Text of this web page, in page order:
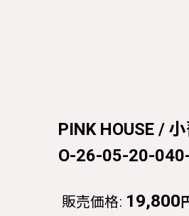
PINK HOUSE /
O-26-05-20-
販売価格: 19,800